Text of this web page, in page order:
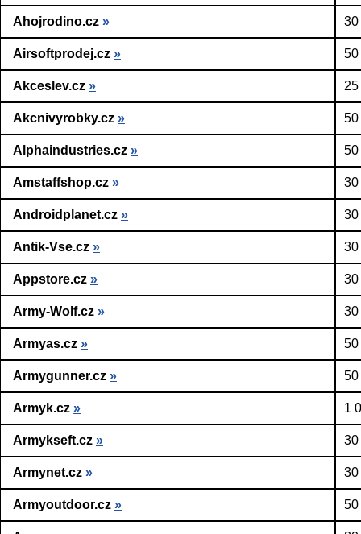
Ahojrodino.cz » 30
Airsoftprodej.cz » 50
Akceslev.cz »
Akcnivyrobky.cz » 50
Alphaindustries.cz » 50
Amstaffshop.cz » 30
Androidplanet.cz » 30
Antik-Vse.cz » 30
Appstore.cz » 30
Army-Wolf.cz » 30
Armyas.cz » 50
Armygunner.cz » 50
Armyk.cz » 1
Armykseft.cz » 30
Armynet.cz » 30
Armyoutdoor.cz » 50